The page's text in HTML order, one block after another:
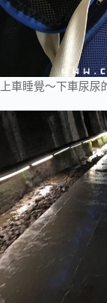
上車睡覺～下車尿尿